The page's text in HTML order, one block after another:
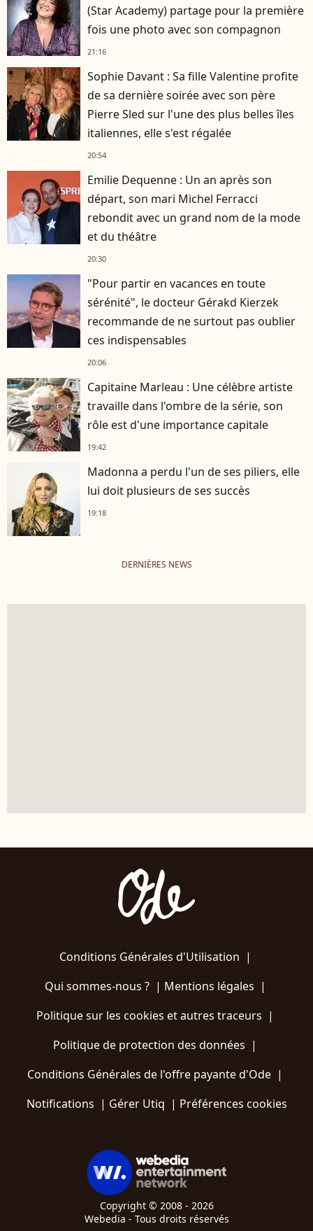
(Star Academy) partage pour la première
fois une photo avec son compagnon
21:16
Sophie Davant : Sa fille Valentine profite
de sa dernière soirée avec son père
Pierre Sled sur l'une des plus belles îles
italiennes, elle s'est régalée
20:54
Emilie Dequenne : Un an après son
départ, son mari Michel Ferracci
rebondit avec un grand nom de la mode
et du théâtre
20:30
"Pour partir en vacances en toute
sérénité", le docteur Gérakd Kierzek
recommande de ne surtout pas oublier
ces indispensables
20:06
Capitaine Marleau : Une célèbre artiste
travaille dans l'ombre de la série, son
rôle est d'une importance capitale
19:42
Madonna a perdu l'un de ses piliers, elle
lui doit plusieurs de ses succès
19:18
DERNIÈRES NEWS
Conditions Générales d'Utilisation |
Qui sommes-nous ?| Mentions légales |
Politique sur les cookies et autres traceurs |
Politique de protection des données |
Conditions Générales de l'offre payante d'Ode |
Notifications | Gérer Utiq | Préférences cookies
Copyright © 2008 - 2026
Webedia - Tous droits réservés